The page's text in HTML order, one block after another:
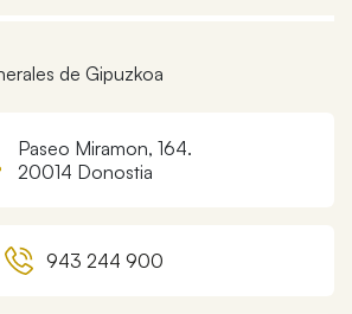
de Gipuzkoa
Paseo Miramon, 164.
20014 Donostia
943 244 900